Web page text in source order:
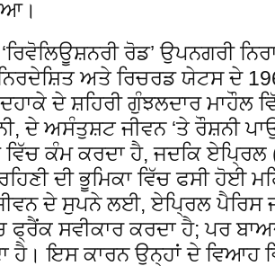
ਰੋਡ’ ਉਪਨਗਰੀ
ਅਤੇ ਰਿਚਰਡ ਯੇਟਸ ਦੇ
ਦੇ ਸ਼ਹਿਰੀ ਗੁੰਝਲਦਾਰ ਮਾਹੌਲ
ਦੇ ਅਸੰਤੁਸ਼ਟ ਜੀਵਨ ‘ਤੇ ਰੌਸ਼ਨੀ
ਵਿੱਚ ਕੰਮ ਕਰਦਾ ਹੈ, ਜਦਕਿ
ਦੀ ਭੂਮਿਕਾ ਵਿੱਚ ਫਸੀ ਹੋਈ
ਦੇ ਸੁਪਨੇ ਲਈ, ਏਪ੍ਰਿਲ ਪੈਰਿਸ
ਫ੍ਰੈਂਕ ਸਵੀਕਾਰ ਕਰਦਾ ਹੈ; ਪਰ
ਹੈ। ਇਸ ਕਾਰਨ ਉਨ੍ਹਾਂ ਦੇ ਵਿਆਹ